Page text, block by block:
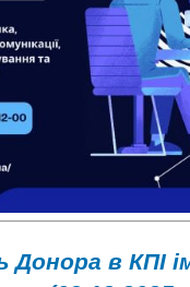
Донора в КПІ